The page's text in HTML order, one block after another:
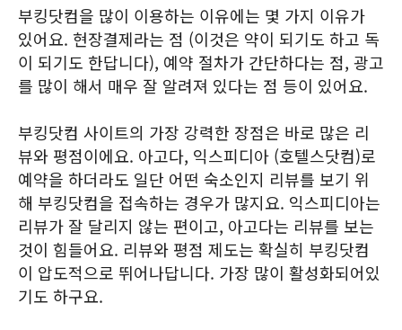
부킹닷컴을 많이 이용하는 이유에는 몇 가지 이유가
있어요. 현장결제라는 점 (이것은 약이 되기도 하고 독
이 되기도 한답니다), 예약 절차가 간단하다는 점, 광고
를 많이 해서 매우 잘 알려져 있다는 점 등이 있어요.
부킹닷컴 사이트의 가장 강력한 장점은 바로 많은 리
뷰와 평점이에요. 아고다, 익스피디아 (호텔스닷컴)로
예약을 하더라도 일단 어떤 숙소인지 리뷰를 보기 위
해 부킹닷컴을 접속하는 경우가 많지요. 익스피디아는
리뷰가 잘 달리지 않는 편이고, 아고다는 리뷰를 보는
것이 힘들어요. 리뷰와 평점 제도는 확실히 부킹닷컴
이 압도적으로 뛰어나답니다. 가장 많이 활성화되어있
기도 하구요.